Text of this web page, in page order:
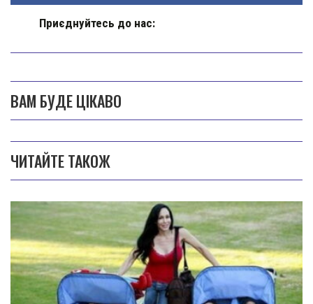
Приєднуйтесь до нас:
ВАМ БУДЕ ЦІКАВО
ЧИТАЙТЕ ТАКОЖ